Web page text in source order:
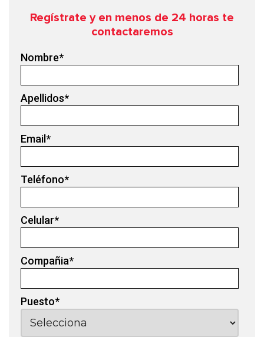
Regístrate y en menos de 24 horas te
contactaremos
Nombre*
Apellidos*
Email*
Teléfono*
Celular*
Compañia*
Puesto*